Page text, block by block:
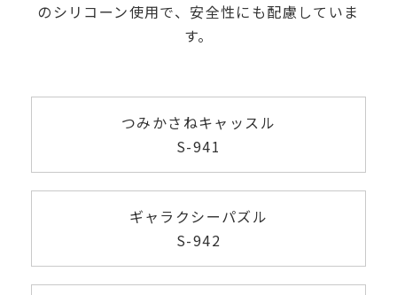
のシリコーン使用で、安全性にも配慮していま
す。
つみかさねキャッスル
S-941
ギャラクシーパズル
S-942